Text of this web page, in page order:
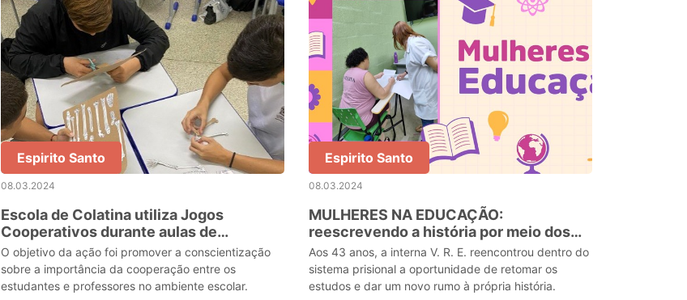
Espirito Santo
08.03.2024
Escola de Colatina utiliza Jogos
Cooperativos durante aulas de
Educação Física
O objetivo da ação foi promover a conscientização
sobre a importância da cooperação entre os
estudantes e professores no ambiente escolar.
Espirito Santo
08.03.2024
MULHERES NA EDUCAÇÃO:
reescrevendo a história por meio dos
estudos
Aos 43 anos, a interna V. R. E. reencontrou dentro do
sistema prisional a oportunidade de retomar os
estudos e dar um novo rumo à própria história.